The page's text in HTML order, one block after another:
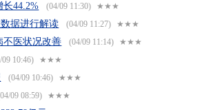
44.2% (04/09 11:30) ★★★
据进行解读 (04/09 11:27) ★★★
不医状况改善 (04/09 11:14) ★★★
09 10:46) ★★★
(04/09 10:46) ★★★
09 08:59) ★★★